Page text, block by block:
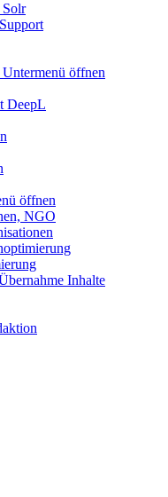
Solr
Untermenü öffnen
DeepL
öffnen
NGO
Inhalte